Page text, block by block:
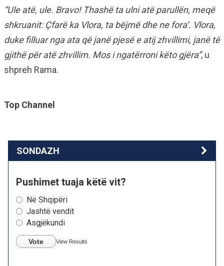
“Ule atë, ule. Bravo! Thashë ta ulni atë parullën, meqë
shkruanit: Çfarë ka Vlora, ta bëjmë dhe ne fora’. Vlora,
duke filluar nga ata që janë pjesë e atij zhvillimi, janë të
gjithë për atë zhvillim. Mos i ngatërroni këto gjëra”, u
shpreh Rama.
Top Channel
SONDAZH
Pushimet tuaja këtë vit?
Në Shqipëri
Jashtë vendit
Asgjëkundi
Vote View Results